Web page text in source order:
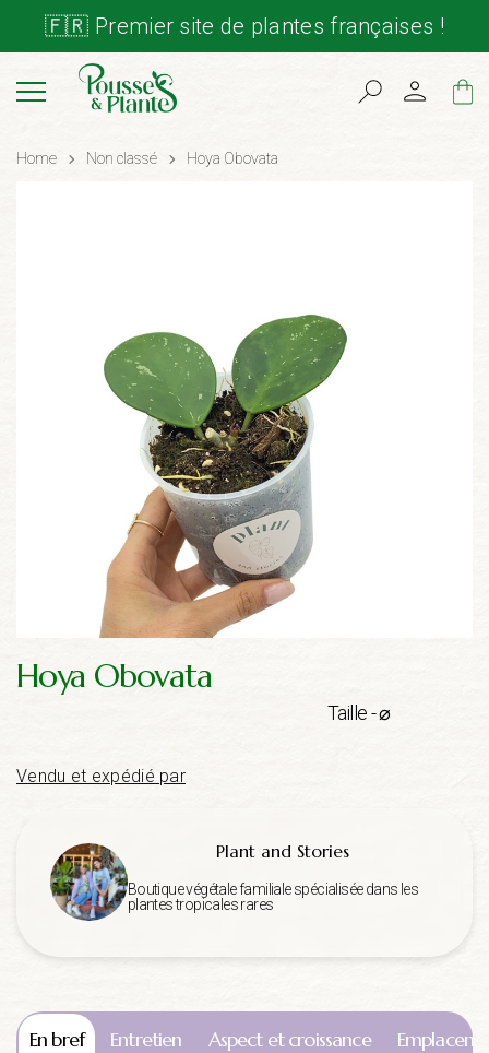
🇫🇷 Premier site de plantes françaises !
Cart
Home Non classé Hoya Obovata
Hoya Obovata
Taille - ⌀
Vendu et expédié par
Plant and Stories
Boutique végétale familiale spécialisée dans les
plantes tropicales rares
En bref Entretien Aspect et croissance